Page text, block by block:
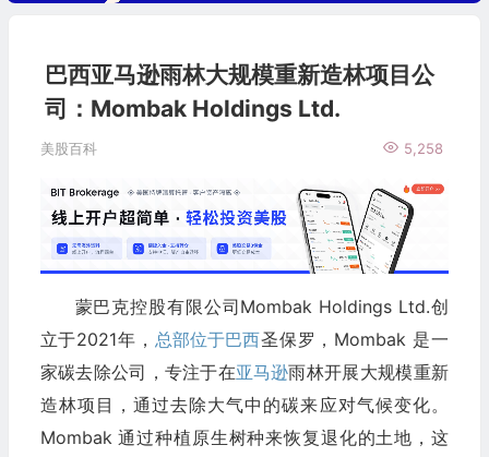
巴西亚马逊雨林大规模重新造林项目公
司：Mombak Holdings Ltd.
美股百科 5,258
蒙巴克控股有限公司Mombak Holdings Ltd.创
立于2021年， 总部位于巴西圣保罗，Mombak 是一
家碳去除公司，专注于在亚马逊雨林开展大规模重新
造林项目，通过去除大气中的碳来应对气候变化。
Mombak 通过种植原生树种来恢复退化的土地，这